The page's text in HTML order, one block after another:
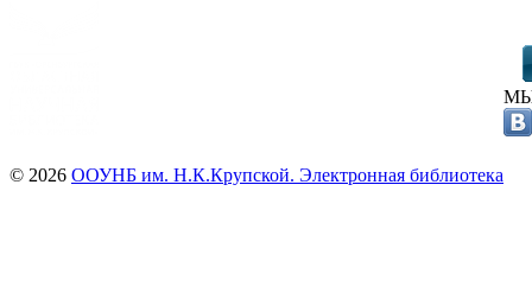
© 2026 ООУНБ им. Н.К.Крупской. Электронная библиотека